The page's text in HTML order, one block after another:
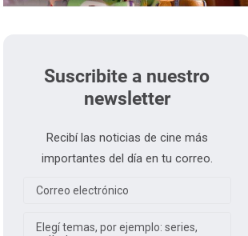
Suscribite a nuestro
newsletter
Recibí las noticias de cine más
importantes del día en tu correo.